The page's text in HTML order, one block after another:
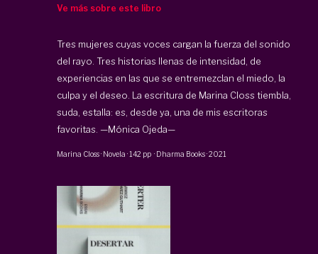
Ve más sobre este libro
Tres mujeres cuyas voces cargan la fuerza del sonido
del rayo. Tres historias llenas de intensidad, de
experiencias en las que se entremezclan el miedo, la
culpa y el deseo. La escritura de Marina Closs tiembla,
suda, estalla: es, desde ya, una de mis escritoras
favoritas. —Mónica Ojeda—
Marina Closs· Novela ·142 pp · Dharma Books·2021